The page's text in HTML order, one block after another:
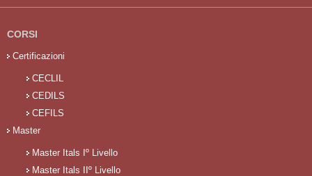
CORSI
Certificazioni
CECLIL
CEDILS
CEFILS
Master
Master Itals Iº Livello
Master Itals IIº Livello